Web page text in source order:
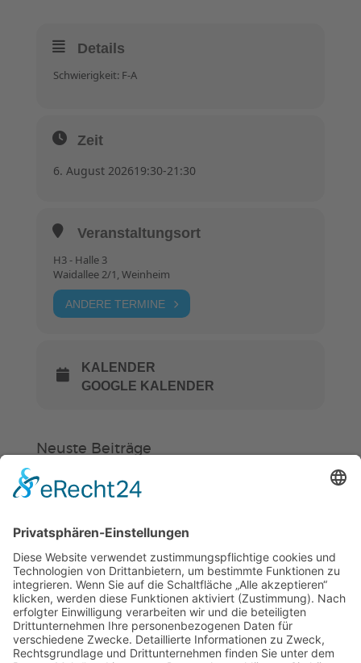
Details
Schwierigkeit: F-A
Zeit
6. August 202619:30-21:30
Veranstaltungsort
H3 - Halle 3
Waidallee 2/1, Weinheim
ANDERE TERMINE
KALENDER
GOOGLE KALENDER
Neuste Beiträge
Verein
Schwimmabzeichen“
Sommercamps: Fußball, Tanz oder
Hockey